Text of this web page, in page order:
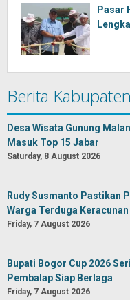
Pasar
Berita
Desa Wisata Gunung
Masuk Top 15 Jabar
Saturday, 8 August 2026
Rudy Susmanto Pastikan
Warga Terduga
Friday, 7 August 2026
Bupati Bogor Cup 2026
Pembalap Siap Berlaga
Friday, 7 August 2026